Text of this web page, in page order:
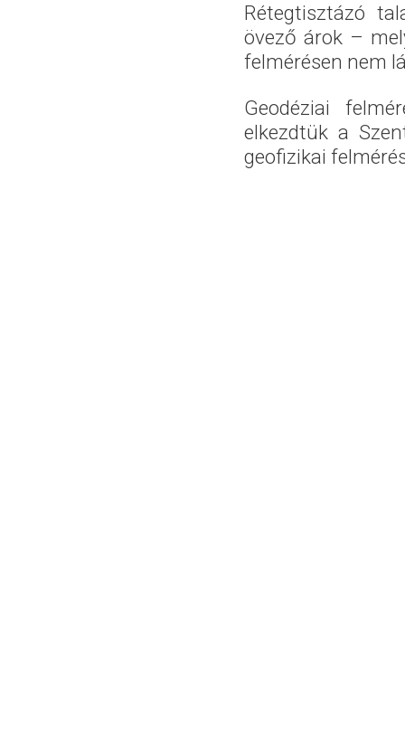
Rétegtisztázó
övező árok –
felmérésen nem
Geodéziai
elkezdtük a
geofizikai